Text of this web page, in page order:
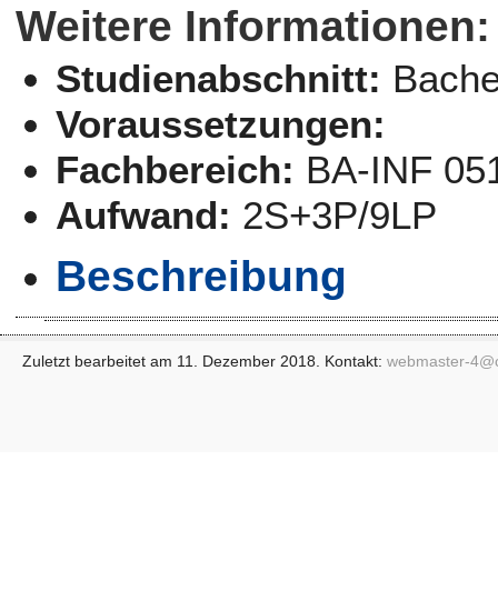
Weitere Informationen:
Studienabschnitt:
Voraussetzungen:
Fachbereich: BA-INF
Aufwand: 2S+3P/9LP
Beschreibung
Zuletzt bearbeitet am 11. Dezember 2018. Kontakt: webmaster-4@